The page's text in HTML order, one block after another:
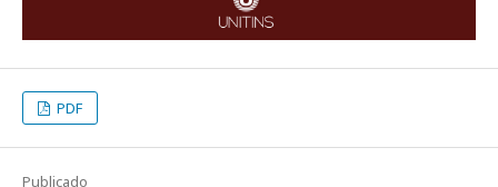
PDF
Publicado